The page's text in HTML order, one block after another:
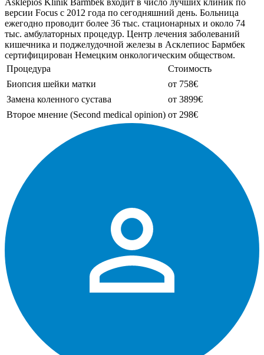
Asklepios Klinik Barmbek входит в число лучших клиник по
версии Focus с 2012 года по сегодняшний день. Больница
ежегодно проводит более 36 тыс. стационарных и около 74
тыс. амбулаторных процедур. Центр лечения заболеваний
кишечника и поджелудочной железы в Асклепиос Бармбек
сертифицирован Немецким онкологическим обществом.
Процедура
Стоимость
Биопсия шейки матки
от 758€
Замена коленного сустава
от 3899€
Второе мнение (Second medical opinion) от 298€